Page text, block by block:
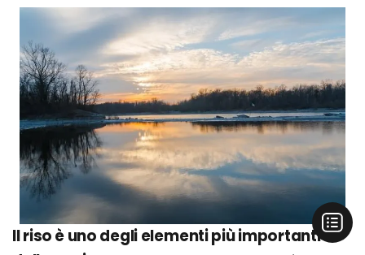
Il riso è uno degli elementi più importanti